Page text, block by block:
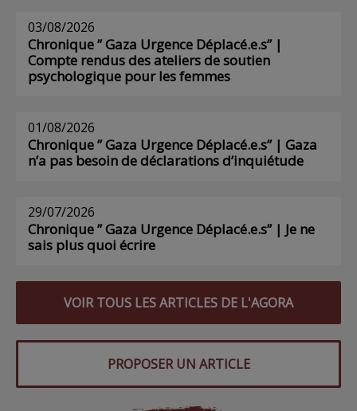
03/08/2026
Chronique ” Gaza Urgence Déplacé.e.s” |
Compte rendus des ateliers de soutien
psychologique pour les femmes
01/08/2026
Chronique ” Gaza Urgence Déplacé.e.s” | Gaza
n’a pas besoin de déclarations d’inquiétude
29/07/2026
Chronique ” Gaza Urgence Déplacé.e.s” | Je ne
sais plus quoi écrire
VOIR TOUS LES ARTICLES DE L'AGORA
PROPOSER UN ARTICLE